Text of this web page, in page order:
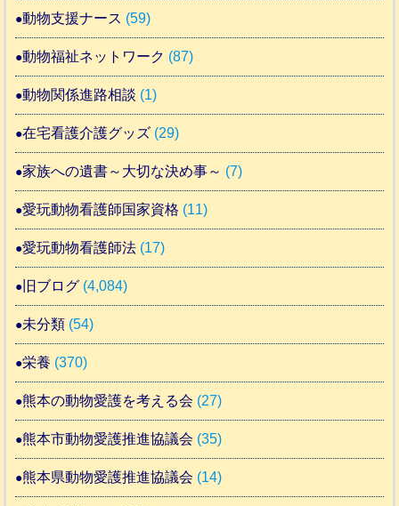
動物支援ナース (59)
動物福祉ネットワーク (87)
動物関係進路相談 (1)
在宅看護介護グッズ (29)
家族への遺書～大切な決め事～ (7)
愛玩動物看護師国家資格 (11)
愛玩動物看護師法 (17)
旧ブログ (4,084)
未分類 (54)
栄養 (370)
熊本の動物愛護を考える会 (27)
熊本市動物愛護推進協議会 (35)
熊本県動物愛護推進協議会 (14)